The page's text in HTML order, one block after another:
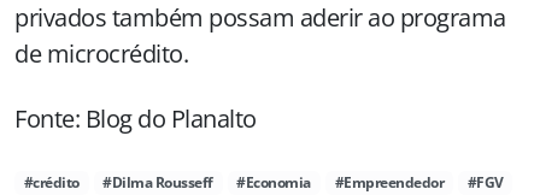
privados também possam aderir ao programa
de microcrédito.
Fonte: Blog do Planalto
#crédito #Dilma Rousseff #Economia #Empreendedor #FGV